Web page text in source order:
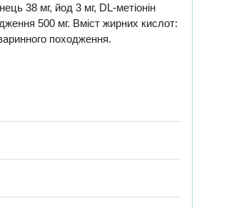
38 мг, йод 3 мг, DL-метіонін
500 мг. Вміст жирних кислот:
походження.